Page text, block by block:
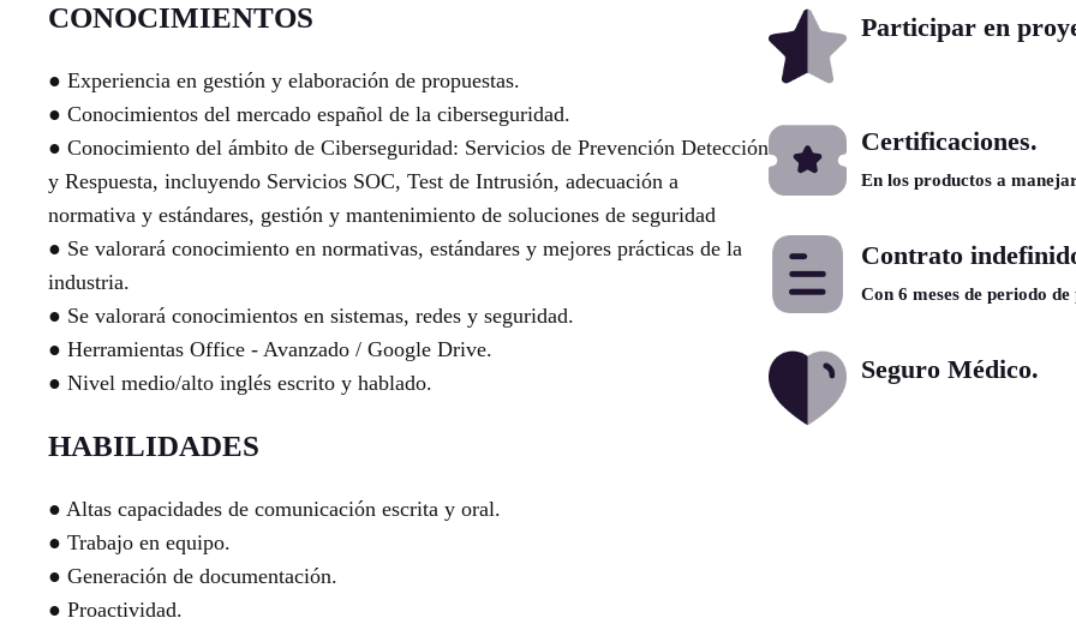
CONOCIMIENTOS
● Experiencia en gestión y elaboración de propuestas.
● Conocimientos del mercado español de la ciberseguridad.
● Conocimiento del ámbito de Ciberseguridad: Servicios de Prevención Detección
y Respuesta, incluyendo Servicios SOC, Test de Intrusión, adecuación a
normativa y estándares, gestión y mantenimiento de soluciones de seguridad
● Se valorará conocimiento en normativas, estándares y mejores prácticas de la
industria.
● Se valorará conocimientos en sistemas, redes y seguridad.
● Herramientas Office - Avanzado / Google Drive.
● Nivel medio/alto inglés escrito y hablado.
HABILIDADES
● Altas capacidades de comunicación escrita y oral.
● Trabajo en equipo.
● Generación de documentación.
● Proactividad.
Participar en
Certificaciones.
En los productos a
Contrato
Con 6 meses de periodo de
Seguro Médico.